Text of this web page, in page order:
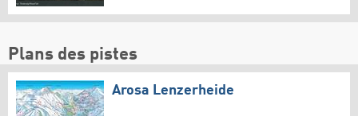
Plans des pistes
Arosa Lenzerheide